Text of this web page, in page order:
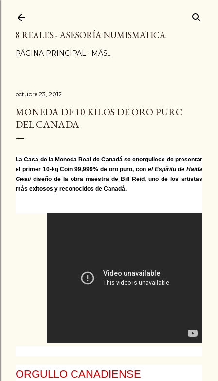
8 REALES - ASESORÍA NUMISMATICA.
PÁGINA PRINCIPAL MÁS…
octubre 23, 2012
MONEDA DE 10 KILOS DE ORO PURO
DEL CANADA
La Casa de la Moneda Real de Canadá se enorgullece de presentar
el primer 10-kg Coin 99,999% de oro puro, con el Espíritu de Haida
Gwaiidiseño de la obra maestra de Bill Reid, uno de los artistas
más exitosos y reconocidos de Canadá.
ORGULLO CANADIENSE